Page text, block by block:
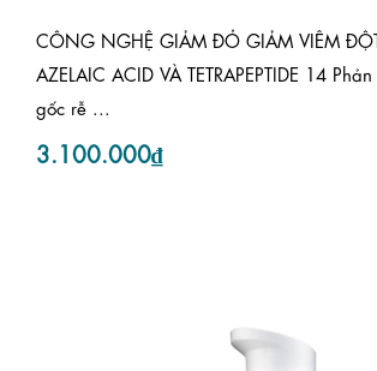
CÔNG NGHỆ GIẢM ĐỎ GIẢM VIÊM
AZELAIC ACID VÀ TETRAPEPTIDE 14
gốc rễ ...
3.100.000₫